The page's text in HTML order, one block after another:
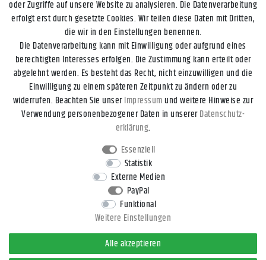
Impressum Daten­schutz­erklärung AGB Widerrufs­recht
* Alle Preise inkl. gesetzl. Mehrwertsteuer zzgl.
nicht anders beschrieben.
** Gilt für DHL-Paket Standardlieferungen innerhalb Deutschlands,
Lieferzeiten für andere Länder und Versandarten entnehmen Sie bitte
der SchaltflächeVersand.
oder Zugriffe auf unsere Website zu analysieren. Die Datenverarbeitung
erfolgt erst durch gesetzte Cookies. Wir teilen diese Daten mit Dritten,
die wir in den Einstellungen benennen.
Die Datenverarbeitung kann mit Einwilligung oder aufgrund eines
berechtigten Interesses erfolgen. Die Zustimmung kann erteilt oder
abgelehnt werden. Es besteht das Recht, nicht einzuwilligen und die
Einwilligung zu einem späteren Zeitpunkt zu ändern oder zu
widerrufen. Beachten Sie unserImpressumund weitere Hinweise zur
Verwendung personenbezogener Daten in unsererDaten­schutz­
erklärung.
Essenziell
Statistik
Externe Medien
PayPal
Funktional
Weitere Einstellungen
Alle akzeptieren